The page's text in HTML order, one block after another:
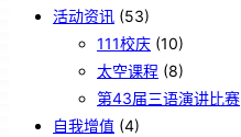
活动资讯 (53)
111校庆 (10)
太空课程 (8)
第43届三语演讲比赛
自我增值 (4)